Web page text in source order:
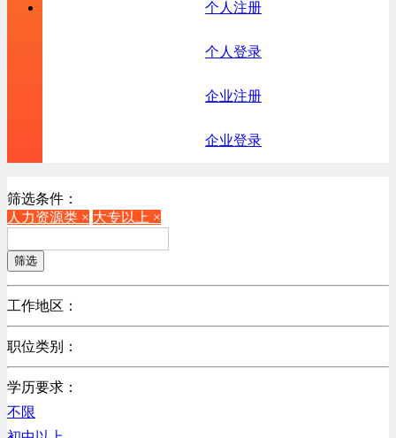
个人注册
个人登录
企业注册
企业登录
筛选条件：
人力资源类 × 大专以上 ×
筛选
工作地区：
不限
职位类别：
不限
机械制造/仪器仪表类
计算机硬件类
学历要求：
不限